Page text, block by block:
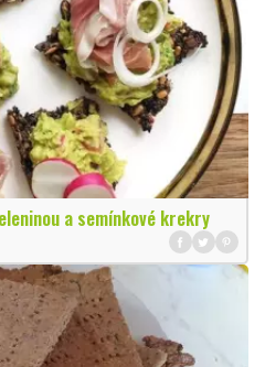
a semínkové krekry